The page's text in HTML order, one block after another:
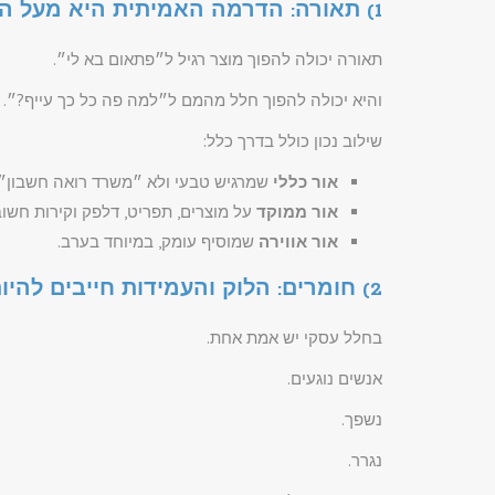
1) תאורה: הדרמה האמיתית היא מעל הראש
תאורה יכולה להפוך מוצר רגיל ל״פתאום בא לי״.
והיא יכולה להפוך חלל מהמם ל״למה פה כל כך עייף?״.
שילוב נכון כולל בדרך כלל:
אור כללי שמרגיש טבעי ולא ״משרד רואה
אור ממוקד על מוצרים, תפריט, דלפק וקירות
אור אווירה שמוסיף עומק, במיוחד בערב.
2) חומרים: הלוק והעמידות חייבים להיות חברים
בחלל עסקי יש אמת אחת.
אנשים נוגעים.
נשפך.
נגרר.